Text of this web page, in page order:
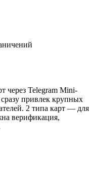
через Telegram Mini-
привлек крупных
2 типа карт — для
верификация,